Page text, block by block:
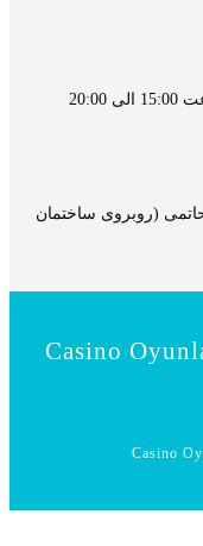
(روبروی ساختمان
Casino
Casino